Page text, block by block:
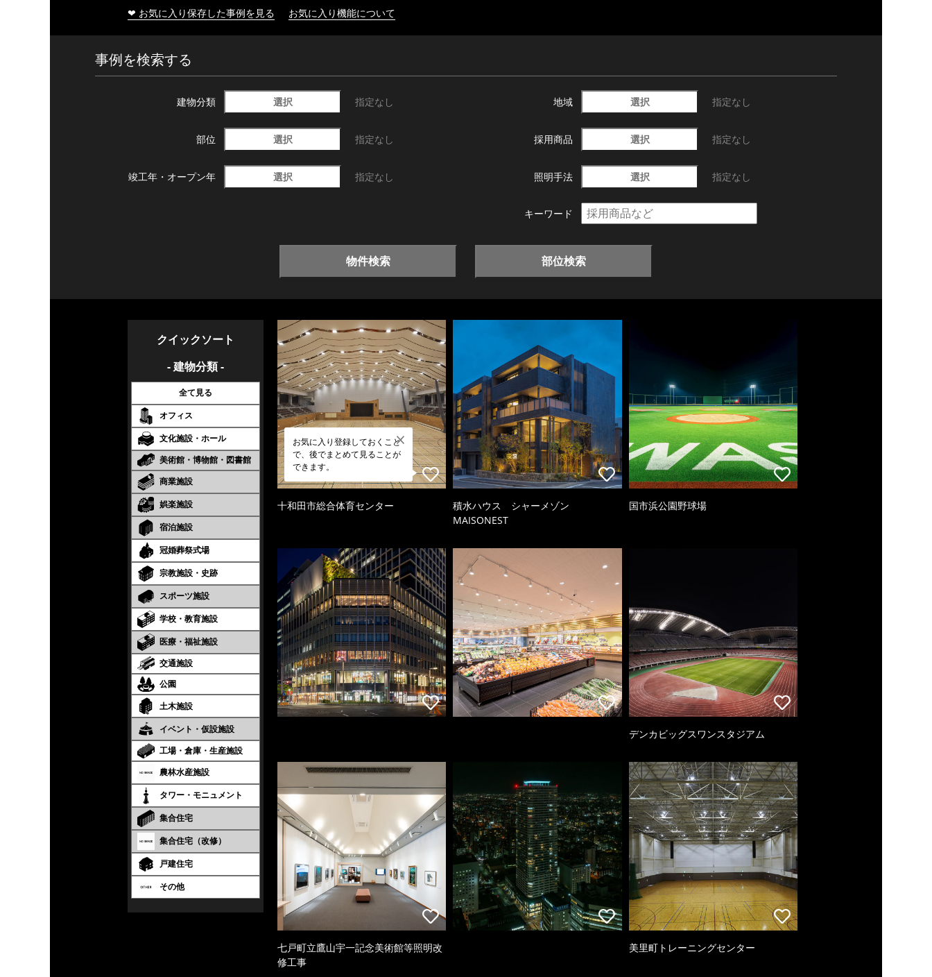
❤ お気に入り保存した事例を見る お気に入り機能について
事例を検索する
建物分類 選択 指定なし 地域 選択 指定なし
部位 選択 指定なし 採用商品 選択 指定なし
竣工年・ オープン年 選択 指定なし 照明手法 選択 指定なし
キーワード
物件検索 部位検索
クイックソート
- 建物分類 -
全て見る
オフィス
文化施設・ホール
美術館・博物館・図書館
商業施設
娯楽施設
宿泊施設
冠婚葬祭式場
宗教施設・史跡
スポーツ施設
学校・教育施設
医療・福祉施設
交通施設
公園
土木施設
イベント・仮設施設
工場・倉庫・生産施設
農林水産施設
タワー・モニュメント
集合住宅
集合住宅（改修）
戸建住宅
その他
お気に入り登録しておくこと
で、後でまとめて見ることが
できます。
十和田市総合体育センター
積水ハウス シャーメゾン
MAISONEST
国市浜公園野球場
デンカビッグスワンスタジアム
七戸町立鷹山宇一記念美術館等照明改
修工事
美里町トレーニングセンター